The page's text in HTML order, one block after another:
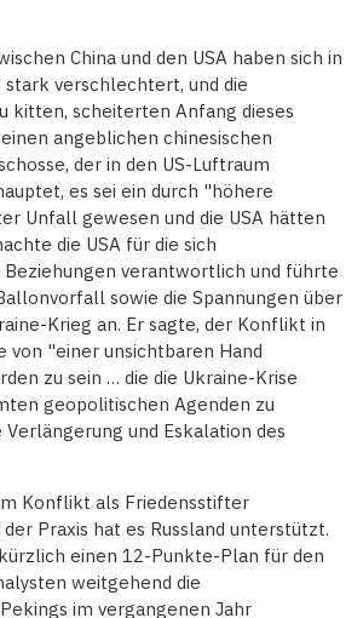
China und den USA haben sich in
verschlechtert, und die
kitten, scheiterten Anfang dieses
angeblichen chinesischen
der in den US-Luftraum
es sei ein durch "höhere
Unfall gewesen und die USA hätten
die USA für die sich
verantwortlich und führte
sowie die Spannungen über
Krieg an. Er sagte, der Konflikt in
von "einer unsichtbaren Hand
zu sein … die die Ukraine-Krise
geopolitischen Agenden zu
Verlängerung und Eskalation des
Konflikt als Friedensstifter
Praxis hat es Russland unterstützt.
einen 12-Punkte-Plan für den
weitgehend die
im vergangenen Jahr